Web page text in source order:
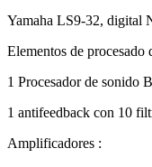
Yamaha LS9-32, digital
Elementos de procesado
1 Procesador de sonido
1 antifeedback con 10
Amplificadores :